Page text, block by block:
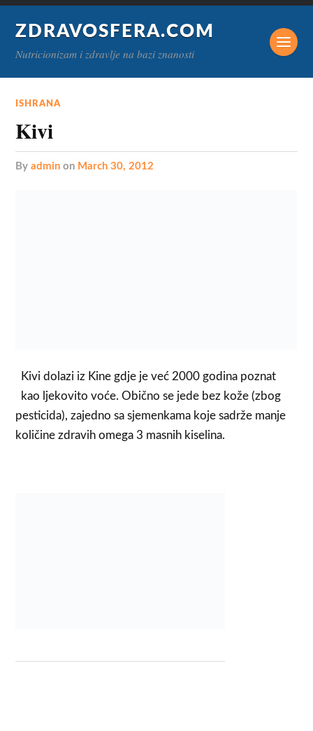
ZDRAVOSFERA.COM
Nutricionizam i zdravlje na bazi znanosti
ISHRANA
Kivi
byadmin on March 30, 2012
Kivi dolazi iz Kine gdje je već 2000 godina poznat
kao ljekovito voće. Obično se jede bez kože (zbog
pesticida), zajedno sa sjemenkama koje sadrže manje
količine zdravih omega 3 masnih kiselina.